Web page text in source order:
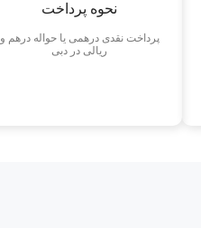
نحوه پرداخت
پرداخت نقدی درهمی یا حواله درهم و
ریالی در دبی